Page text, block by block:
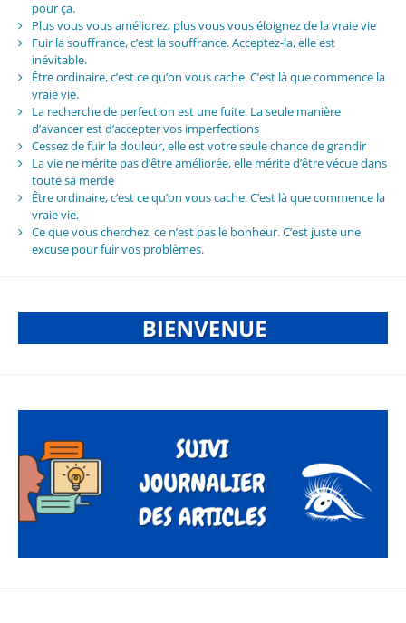
pour ça.
Plus vous vous améliorez, plus vous vous éloignez de la vraie vie
Fuir la souffrance, c’est la souffrance. Acceptez-la, elle est
inévitable.
Être ordinaire, c’est ce qu’on vous cache. C’est là que commence la
vraie vie.
La recherche de perfection est une fuite. La seule manière
d’avancer est d’accepter vos imperfections
Cessez de fuir la douleur, elle est votre seule chance de grandir
La vie ne mérite pas d’être améliorée, elle mérite d’être vécue dans
toute sa merde
Être ordinaire, c’est ce qu’on vous cache. C’est là que commence la
vraie vie.
Ce que vous cherchez, ce n’est pas le bonheur. C’est juste une
excuse pour fuir vos problèmes.